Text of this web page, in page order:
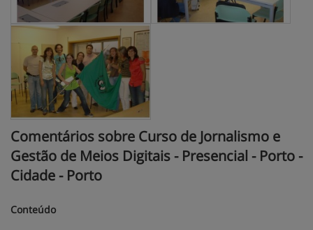
Comentários sobre Curso de Jornalismo e
Gestão de Meios Digitais - Presencial - Porto -
Cidade - Porto
Conteúdo